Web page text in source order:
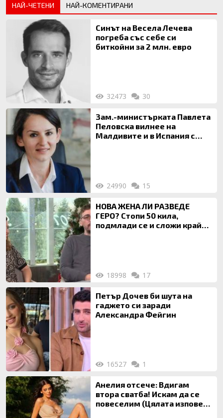
НАЙ-ЧЕТЕНИ НАЙ-КОМЕНТИРАНИ
Синът на Весела Лечева
погреба със себе си
биткойни за 2 млн. евро
32473 30
Зам.-министърката Павлета
Пеловска вилнее на
Малдивите и в Испания с
24990 15
НОВА ЖЕНА ЛИ РАЗВЕДЕ
ГЕРО? Стопи 50 кила,
подмлади се и сложи край
18998 17
Петър Дочев би шута на
гаджето си заради
Александра Фейгин
16527 1
Анелия отсече: Вдигам
втора сватба! Искам да се
повеселим (Цялата изповед